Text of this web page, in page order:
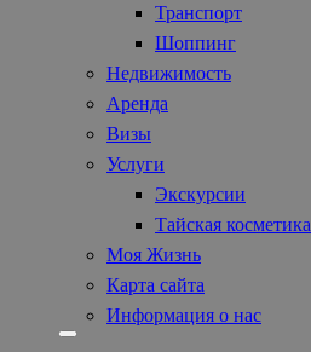
Транспорт
Шоппинг
Недвижимость
Аренда
Визы
Услуги
Экскурсии
Тайская косметика
Моя Жизнь
Карта сайта
Информация о нас